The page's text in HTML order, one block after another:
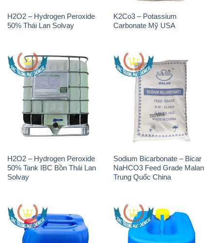
H2O2 – Hydrogen Peroxide
50% Thái Lan Solvay
K2Co3 – Potassium
Carbonate Mỹ USA
H2O2 – Hydrogen Peroxide
50% Tank IBC Bồn Thái Lan
Solvay
Sodium Bicarbonate – Bicar
NaHCO3 Feed Grade Malan
Trung Quốc China